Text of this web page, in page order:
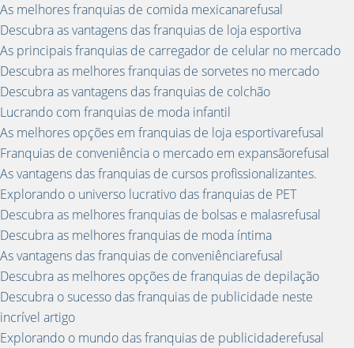
As melhores franquias de comida mexicanarefusal
Descubra as vantagens das franquias de loja esportiva
As principais franquias de carregador de celular no mercado
Descubra as melhores franquias de sorvetes no mercado
Descubra as vantagens das franquias de colchão
Lucrando com franquias de moda infantil
As melhores opções em franquias de loja esportivarefusal
Franquias de conveniência o mercado em expansãorefusal
As vantagens das franquias de cursos profissionalizantes.
Explorando o universo lucrativo das franquias de PET
Descubra as melhores franquias de bolsas e malasrefusal
Descubra as melhores franquias de moda íntima
As vantagens das franquias de conveniênciarefusal
Descubra as melhores opções de franquias de depilação
Descubra o sucesso das franquias de publicidade neste
incrível artigo
Explorando o mundo das franquias de publicidaderefusal